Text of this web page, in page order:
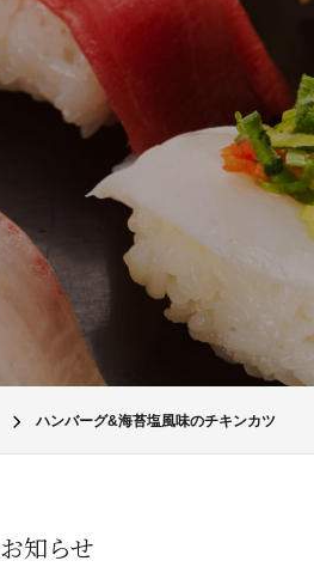
ハンバーグ&海苔塩風味のチキンカツ
お知らせ